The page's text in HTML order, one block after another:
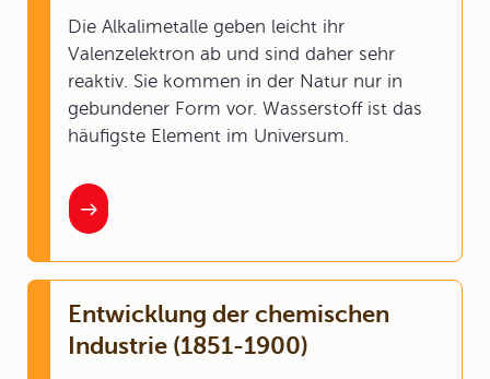
Die Alkalimetalle geben leicht ihr
Valenzelektron ab und sind daher sehr
reaktiv. Sie kommen in der Natur nur in
gebundener Form vor. Wasserstoff ist das
häufigste Element im Universum.
Entwicklung der chemischen
Industrie (1851-1900)